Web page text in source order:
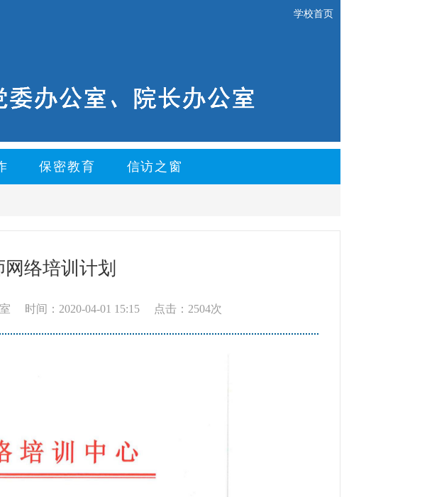
学校首页
保密教育 信访之窗
络培训计划
时间：2020-04-01 15:15 点击：2504次